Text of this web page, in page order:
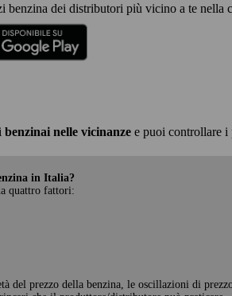
benzina dei distributori più vicino a te nella
benzinai nelle vicinanze e puoi controllare i
in Italia?
quattro fattori:
del prezzo della benzina, le oscillazioni di